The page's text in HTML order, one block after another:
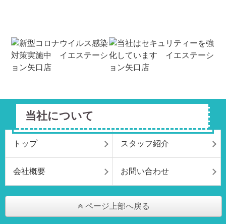
当社について
トップ スタッフ紹介
会社概要 お問い合わせ
ページ上部へ戻る